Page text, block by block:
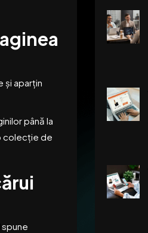
și aparțin
până la
colecție de